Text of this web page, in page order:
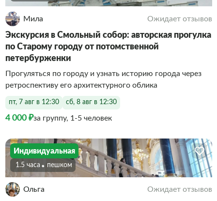
Мила Ожидает отзывов
Экскурсия в Смольный собор: авторская прогулка
по Старому городу от потомственной
петербурженки
Прогуляться по городу и узнать историю города через
ретроспективу его архитектурного облика
пт, 7 авг в 12:30 сб, 8 авг в 12:30
4 000 ₽за группу, 1-5 человек
Индивидуальная
1.5 часа Пешком
Ольга Ожидает отзывов